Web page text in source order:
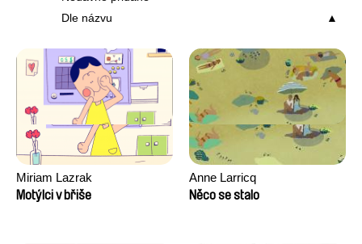
Dle názvu
Miriam Lazrak
Motýlci v břiše
Anne Larricq
Něco se stalo